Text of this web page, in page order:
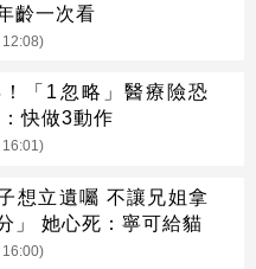
齡一次看
「1忽略」醫療險恐
快做3動作
想立遺囑 不讓兄姐拿
」 她心死：寧可給貓